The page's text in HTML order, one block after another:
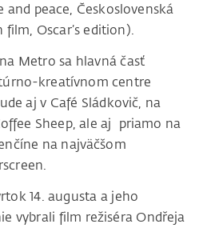
and peace, Československá
Oscar’s edition).
Metro sa hlavná časť
kreatívnom centre
aj v Café Sládkovič, na
Sheep, ale aj priamo na
na najväčšom
14. augusta a jeho
vybrali film režiséra Ondřeja